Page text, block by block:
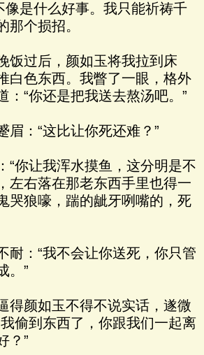
是什么好事。我只能祈祷千
那个损招。
后，颜如玉将我拉到床
白色东西。我瞥了一眼，格外
：“你还是把我送去熬汤吧。”
“这比让你死还难？”
我浑水摸鱼，这分明是不
左右落在那老东西手里也得一
哭狼嚎，踹的龇牙咧嘴的，死
我不会让你送死，你只管
。”
如玉不得不说实话，遂微
偷到东西了，你跟我们一起离
？”